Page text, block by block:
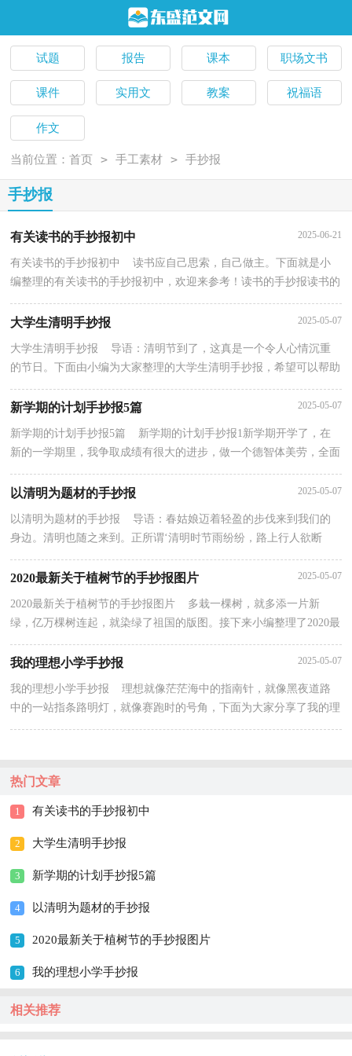
试题 报告 课本 职场文书
课件 实用文 教案 祝福语
作文
当前位置：首页 > 手工素材 > 手抄报
手抄报
有关读书的手抄报初中 2025-06-21
有关读书的手抄报初中 读书应自己思索，自己做主。下面就是小
编整理的有关读书的手抄报初中，欢迎来参考！读书的手抄报读书的
手抄报读书的手抄报读书的手抄报读书的手抄报读书...
大学生清明手抄报 2025-05-07
大学生清明手抄报 导语：清明节到了，这真是一个令人心情沉重
的节日。下面由小编为大家整理的大学生清明手抄报，希望可以帮助
新学期的计划手抄报5篇 2025-05-07
新学期的计划手抄报5篇 新学期的计划手抄报1新学期开学了，在
新的一学期里，我争取成绩有很大的进步，做一个德智体美劳，全面
发展的好学生。在新学期，我要更加尊敬老师，关心同学。...
以清明为题材的手抄报 2025-05-07
以清明为题材的手抄报 导语：春姑娘迈着轻盈的步伐来到我们的
身边。清明也随之来到。正所谓‘清明时节雨纷纷，路上行人欲断
2020最新关于植树节的手抄报图片 2025-05-07
2020最新关于植树节的手抄报图片 多栽一棵树，就多添一片新
绿，亿万棵树连起，就染绿了祖国的版图。接下来小编整理了2020最
新关于植树节的手抄报图片，希望大家喜欢！1、村有千棵...
我的理想小学手抄报 2025-05-07
我的理想小学手抄报 理想就像茫茫海中的指南针，就像黑夜道路
中的一站指条路明灯，就像赛跑时的号角，下面为大家分享了我的理
想的手抄报，一起来看看吧！ 我的理想手抄报图片1...
热门文章
1 有关读书的手抄报初中
2 大学生清明手抄报
3 新学期的计划手抄报5篇
4 以清明为题材的手抄报
5 2020最新关于植树节的手抄报图片
6 我的理想小学手抄报
相关推荐